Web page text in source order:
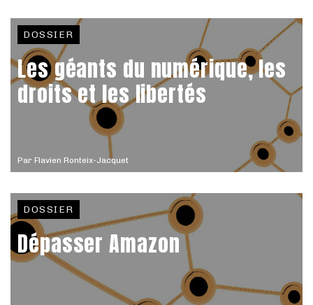
Par Flavien Ronteix-Jacquet
DOSSIER
Les géants du numérique, les
droits et les libertés
DOSSIER
Dépasser Amazon